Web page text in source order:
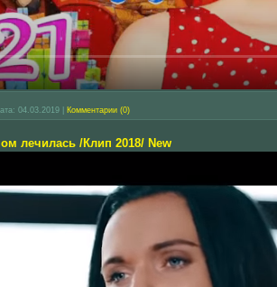
04.03.2019 Комментарии (0)
лечилась /Клип 2018/ New